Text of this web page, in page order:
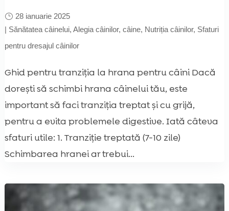
28 ianuarie 2025
| Sănătatea câinelui, Alegia câinilor, câine, Nutriția câinilor, Sfaturi
pentru dresajul câinilor
Ghid pentru tranziția la hrana pentru câini Dacă
dorești să schimbi hrana câinelui tău, este
important să faci tranziția treptat și cu grijă,
pentru a evita problemele digestive. Iată câteva
sfaturi utile: 1. Tranziție treptată (7-10 zile)
Schimbarea hranei ar trebui...